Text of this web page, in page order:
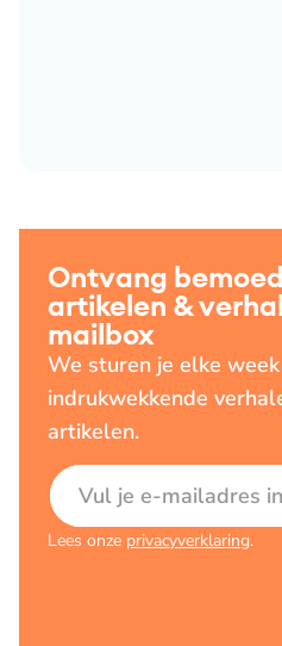
Ontvang
artikelen &
mailbox
We sturen je elke
indrukwekkende
artikelen.
E-mailadres
Lees onze privacyverklaring.